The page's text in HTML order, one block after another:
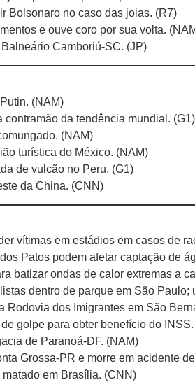
Bolsonaro no caso das joias. (R7)
e ouve coro por sua volta.
Camboriú-SC. (JP)
(NAM)
da tendência mundial. (G1)
(NAM)
turística do México. (NAM)
de vulcão no Peru. (G1)
da China. (CNN)
vítimas em estádios em casos de
Patos podem afetar captação de
batizar ondas de calor extremas a
dentro de parque em São Paulo;
dos Imigrantes em São
golpe para obter benefício do
de Paranoá-DF. (NAM)
Grossa-PR e morre em acidente
em Brasília. (CNN)